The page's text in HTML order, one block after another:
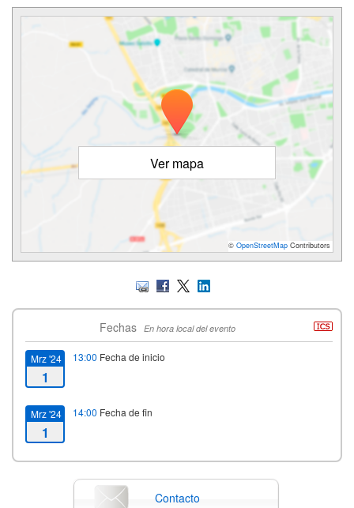
Ver mapa
© OpenStreetMap Contributors
Fechas En hora local del evento
Mrz '24
1
13:00 Fecha de inicio
Mrz '24
1
14:00 Fecha de fin
Contacto